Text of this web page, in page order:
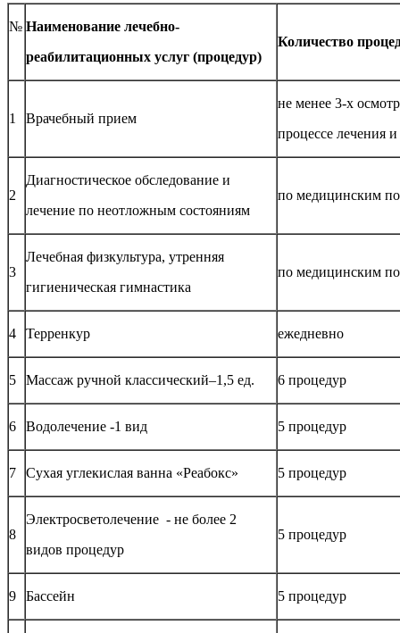
№ Наименование лечебно-
реабилитационных услуг (процедур)
Количество
1 Врачебный прием
не менее 3-х
процессе лечения
2
Диагностическое обследование и
лечение по неотложным состояниям
по медицинским
3
Лечебная физкультура, утренняя
гигиеническая гимнастика
по медицинским
4 Терренкур ежедневно
5 Массаж ручной классический–1,5 ед. 6 процедур
6 Водолечение -1 вид 5 процедур
7 Сухая углекислая ванна «Реабокс» 5 процедур
8
Электросветолечение - не более 2
видов процедур
5 процедур
9 Бассейн 5 процедур